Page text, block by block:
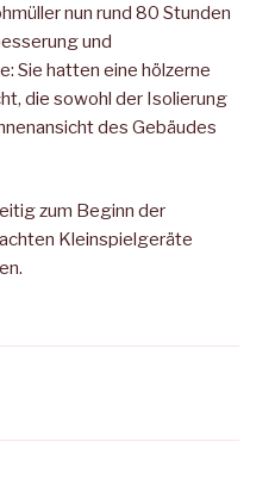
nun rund 80 Stunden
und
Sie hatten eine hölzerne
die sowohl der Isolierung
des Gebäudes
zum Beginn der
Kleinspielgeräte